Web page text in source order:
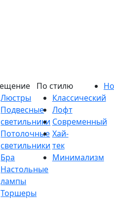
Люстры
Подвесные
светильники
Потолочные
светильники
Бра
Настольные
лампы
Торшеры